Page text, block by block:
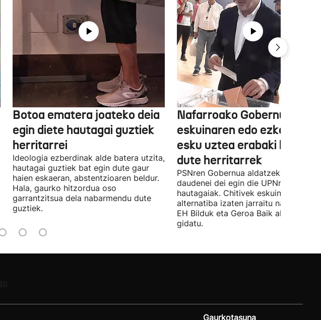
Botoa ematera joateko deia
egin diete hautagai guztiek
herritarrei
Ideologia ezberdinak alde batera utzita,
hautagai guztiek bat egin dute gaur
haien eskaeran, abstentzioaren beldur.
Hala, gaurko hitzordua oso
garrantzitsua dela nabarmendu dute
guztiek.
Nafarroako Gobernua
eskuinaren edo ezkerraren
esku uztea erabaki
dute herritarrek
PSNren Gobernua aldatzeko irrikitan
daudenei dei egin die UPNren
hautagaiak. Chitivek eskuinaren
alternatiba izaten jarraitu nahi du eta
EH Bilduk eta Geroa Baik aldaketa
gidatu.
Gaurkotasuna